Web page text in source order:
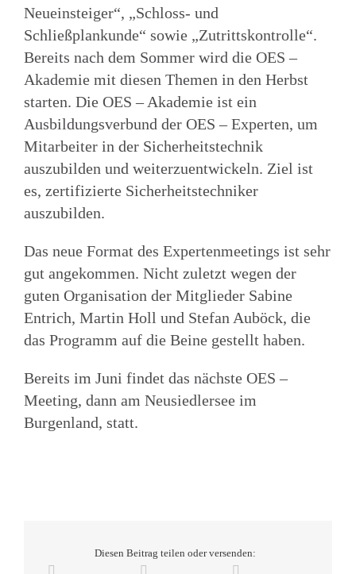
Neueinsteiger“, „Schloss- und
Schließplankunde“ sowie „Zutrittskontrolle“.
Bereits nach dem Sommer wird die OES –
Akademie mit diesen Themen in den Herbst
starten. Die OES – Akademie ist ein
Ausbildungsverbund der OES – Experten, um
Mitarbeiter in der Sicherheitstechnik
auszubilden und weiterzuentwickeln. Ziel ist
es, zertifizierte Sicherheitstechniker
auszubilden.
Das neue Format des Expertenmeetings ist sehr
gut angekommen. Nicht zuletzt wegen der
guten Organisation der Mitglieder Sabine
Entrich, Martin Holl und Stefan Auböck, die
das Programm auf die Beine gestellt haben.
Bereits im Juni findet das nächste OES –
Meeting, dann am Neusiedlersee im
Burgenland, statt.
Diesen Beitrag teilen oder versenden: